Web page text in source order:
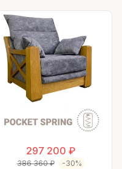
297 200 ₽
386 360 ₽ -30%